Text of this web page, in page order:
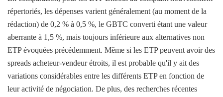
répertoriés, les dépenses varient généralement (au moment de la
rédaction) de 0,2 % à 0,5 %, le GBTC converti étant une valeur
aberrante à 1,5 %, mais toujours inférieure aux alternatives non
ETP évoquées précédemment. Même si les ETP peuvent avoir des
spreads acheteur-vendeur étroits, il est probable qu'il y ait des
variations considérables entre les différents ETP en fonction de
leur activité de négociation. De plus, des recherches récentes